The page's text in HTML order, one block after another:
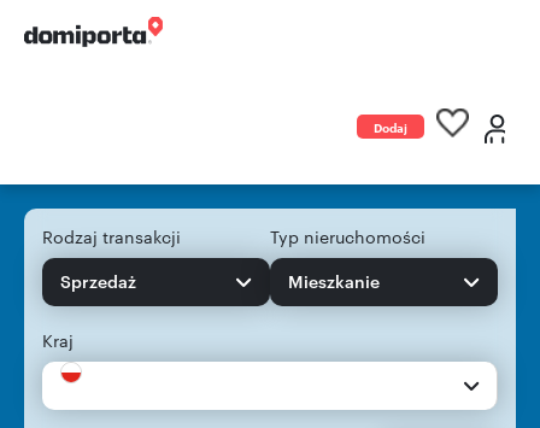
Dodaj
Rodzaj transakcji
Sprzedaż
Typ nieruchomości
Mieszkanie
Kraj